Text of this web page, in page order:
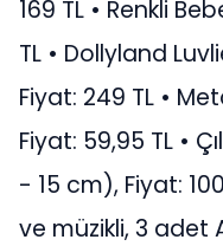
169 TL • Renkli
TL • Dollyland
Fiyat: 249 TL •
Fiyat: 59,95 TL •
- 15 cm), Fiyat:
ve müzikli, 3 adet